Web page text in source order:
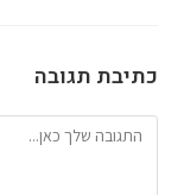
כתיבת תגובה